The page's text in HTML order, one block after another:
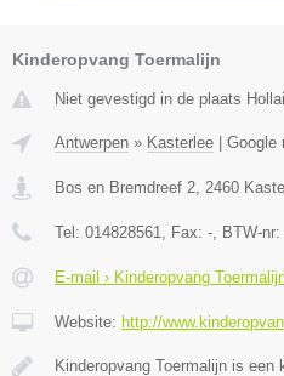
Kinderopvang Toermalijn
Niet gevestigd in de plaats
Antwerpen » Kasterlee Google
Bos en Bremdreef 2 2460
Tel: 014828561 , Fax: - , BTW-nr:
E-mail › Kinderopvang
Website: http://
Kinderopvang Toermalijn is